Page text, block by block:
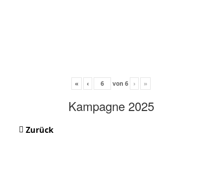
« ‹ von 6 › »
Kampagne 2025
Zurück